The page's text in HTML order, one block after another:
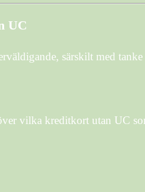
UC
särskilt med
vilka kreditkort utan UC